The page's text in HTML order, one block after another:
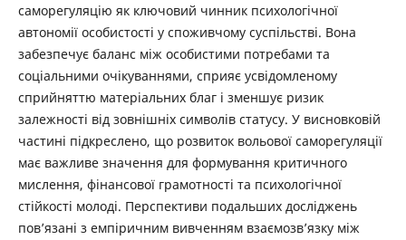
саморегуляцію як ключовий чинник психологічної
автономії особистості у споживчому суспільстві. Вона
забезпечує баланс між особистими потребами та
соціальними очікуваннями, сприяє усвідомленому
сприйняттю матеріальних благ і зменшує ризик
залежності від зовнішніх символів статусу. У висновковій
частині підкреслено, що розвиток вольової саморегуляції
має важливе значення для формування критичного
мислення, фінансової грамотності та психологічної
стійкості молоді. Перспективи подальших досліджень
пов’язані з емпіричним вивченням взаємозв’язку між